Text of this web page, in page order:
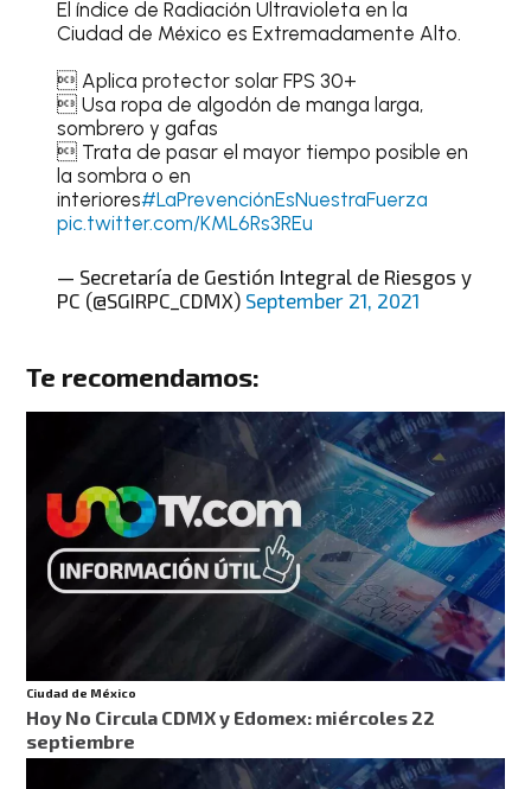
El índice de Radiación Ultravioleta en la
Ciudad de México es Extremadamente Alto.
 Aplica protector solar FPS 30+
 Usa ropa de algodón de manga larga,
sombrero y gafas
 Trata de pasar el mayor tiempo posible en
la sombra o en
interiores#LaPrevenciónEsNuestraFuerza
pic.twitter.com/KML6Rs3REu
— Secretaría de Gestión Integral de Riesgos y
PC (@SGIRPC_CDMX) September 21, 2021
Te recomendamos:
Ciudad de México
Hoy No Circula CDMX y Edomex: miércoles 22
septiembre